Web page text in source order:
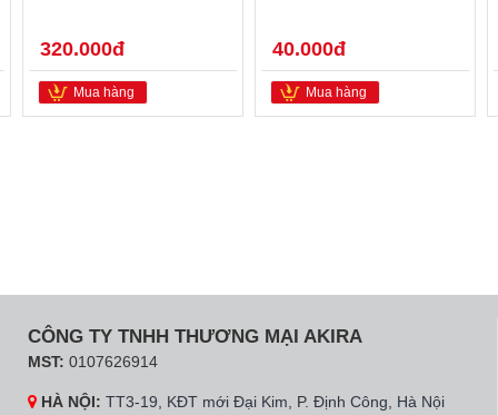
320.000đ
Mua hàng
40.000đ
Mua hàng
CÔNG TY TNHH THƯƠNG MẠI AKIRA
MST: 0107626914
HÀ NỘI: TT3-19, KĐT mới Đại Kim, P. Định Công, Hà Nội